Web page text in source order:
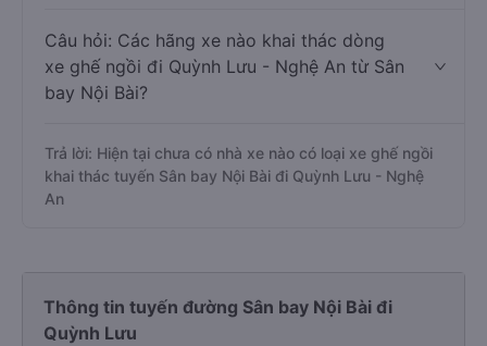
Câu hỏi: Các hãng xe nào khai thác dòng
xe ghế ngồi đi Quỳnh Lưu - Nghệ An từ Sân
bay Nội Bài?
Trả lời: Hiện tại chưa có nhà xe nào có loại xe ghế ngồi
khai thác tuyến Sân bay Nội Bài đi Quỳnh Lưu - Nghệ
An
Thông tin tuyến đường Sân bay Nội Bài đi
Quỳnh Lưu